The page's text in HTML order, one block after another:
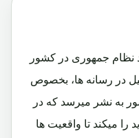
جمهوری در کشور
در رسانه ها، بخصوص
به نشر میرسد که در
میکند تا واقعیت ها